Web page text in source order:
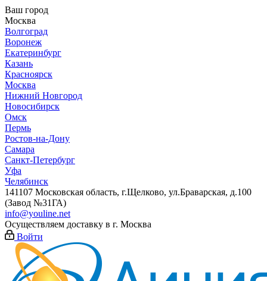
Ваш город
Москва
Волгоград
Воронеж
Екатеринбург
Казань
Красноярск
Москва
Нижний Новгород
Новосибирск
Омск
Пермь
Ростов-на-Дону
Самара
Санкт-Петербург
Уфа
Челябинск
141107 Московская область, г.Щелково, ул.Браварская, д.100
(Завод №31ГА)
info@youline.net
Осуществляем доставку в г. Москва
Войти